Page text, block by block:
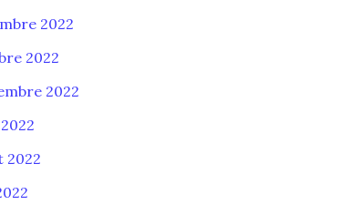
2022
2022
2022
2022